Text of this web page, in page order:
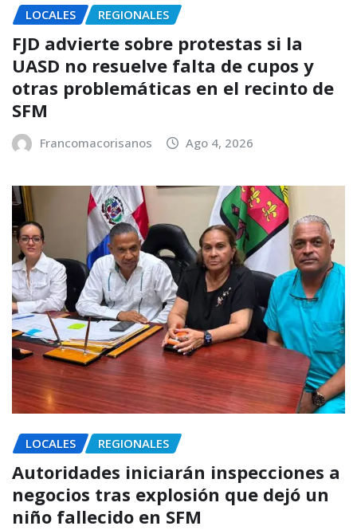
LOCALES REGIONALES
FJD advierte sobre protestas si la
UASD no resuelve falta de cupos y
otras problemáticas en el recinto de
SFM
Francomacorisanos Ago 4, 2026
LOCALES REGIONALES
Autoridades iniciarán inspecciones a
negocios tras explosión que dejó un
niño fallecido en SFM